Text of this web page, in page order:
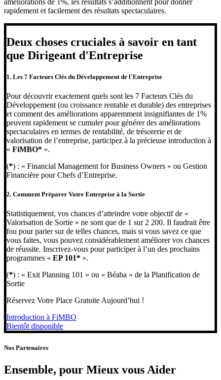
rapidement et facilement des résultats spectaculaires.
Deux choses cruciales à savoir en tant
que Dirigeant d'Entreprise
1. Les 7 Facteurs Clés du Développement de l'Entreprise
Pour découvrir exactement quels sont les 7 Facteurs Clés du
Développement (ou croissance rentable et durable) des entreprises
et comment des améliorations apparemment insignifiantes de 1%
peuvent rapidement se cumuler pour générer des améliorations
spectaculaires en termes de rentabilité, de trésorerie et de
valorisation de l’entreprise, participez à la précieuse introduction à
« FiMBO* ».
(*) : « Financial Management for Business Owners » ou Gestion
Financière pour Chefs d’Entreprise.
2. Comment Préparer Votre Entreprise à la Sortie
Statistiquement, vos chances d’atteindre votre objectif de «
Valorisation de Sortie » ne sont que de 1 sur 2 200. Il faudrait être
fou pour parier sur de telles chances, mais si vous savez ce que
vous faites, vous pouvez considérablement améliorer vos chances
de réussite. Inscrivez-vous pour participer à l’un des prochains
programmes « EP 101* ».
(*) : « Exit Planning 101 » ou « Béaba » de la Planification de
Sortie
Réservez Votre Place Gratuite Aujourd’hui !
Introduction à FiMBO
Bientôt disponible
Nos Partenaires
Ensemble, pour Mieux vous Aider